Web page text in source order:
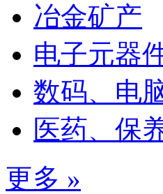
冶金矿产
电子元器
数码、电
医药、保
更多 »